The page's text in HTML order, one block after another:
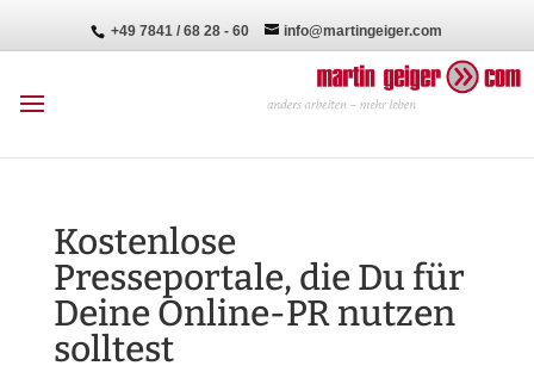
+49 7841 / 68 28 - 60 info@martingeiger.com
Kostenlose
Presseportale, die Du für
Deine Online-PR nutzen
solltest